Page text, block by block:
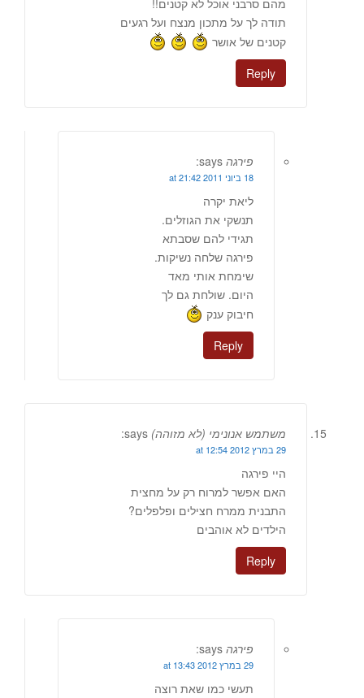
תודה לך על מתכון מנצח ועל רגעים
קטנים של אושר
Reply
פירגה says:
18 ביוני 2011 at 21:42
ליאת יקרה
תנשקי את הגוזלים.
תגידי להם שסבתא
פירגה שלחה נשיקות.
שימחת אותי מאד
היום. שולחת גם לך
חיבוק ענק
Reply
משתמש אנונימי (לא מזוהה) says:
29 במרץ 2012 at 12:54
היי פירגה
האם אפשר למרוח רק על מחצית
התבנית ממרח חצילים ופלפלים?
הילדים לא אוהבים
Reply
פירגה says:
29 במרץ 2012 at 13:43
תעשי כמו שאת רוצה